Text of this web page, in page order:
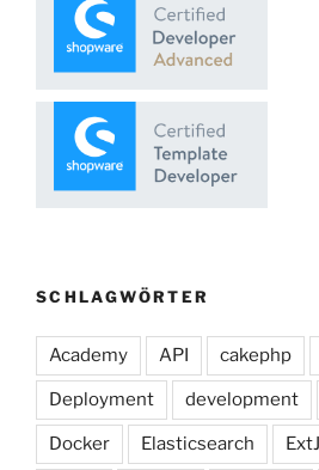
SCHLAGWÖRTER
Academy API cakephp
Deployment development
Docker Elasticsearch